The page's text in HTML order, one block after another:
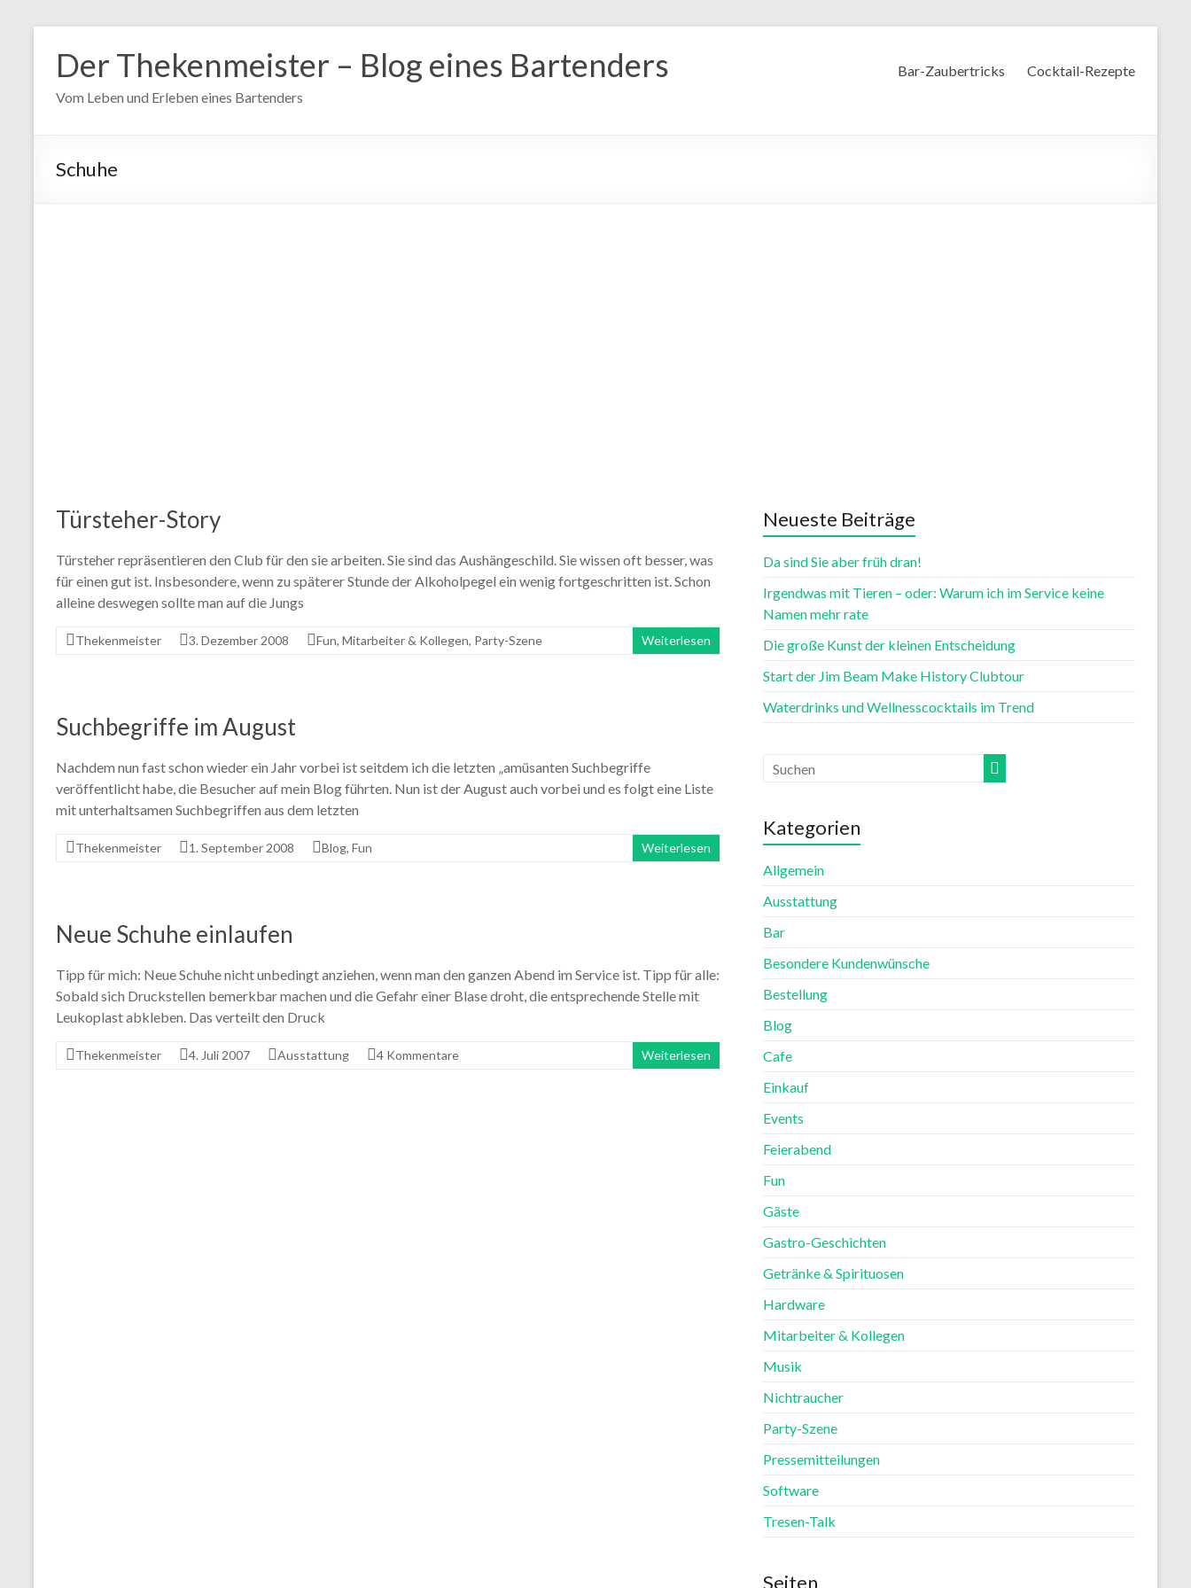
Inhalt
springen
Der Thekenmeister – Blog eines Bartenders
Vom Leben und Erleben eines Bartenders
Bar-Zaubertricks Cocktail-Rezepte
Schuhe
Türsteher-Story
Türsteher repräsentieren den Club für den sie arbeiten. Sie sind das Aushängeschild. Sie wissen oft besser, was
für einen gut ist. Insbesondere, wenn zu späterer Stunde der Alkoholpegel ein wenig fortgeschritten ist. Schon
alleine deswegen sollte man auf die Jungs
Thekenmeister 3. Dezember 2008 Fun, Mitarbeiter & Kollegen, Party-Szene Weiterlesen
Suchbegriffe im August
Nachdem nun fast schon wieder ein Jahr vorbei ist seitdem ich die letzten „amüsanten Suchbegriffe
veröffentlicht habe, die Besucher auf mein Blog führten. Nun ist der August auch vorbei und es folgt eine Liste
mit unterhaltsamen Suchbegriffen aus dem letzten
Thekenmeister 1. September 2008 Blog, Fun Weiterlesen
Neue Schuhe einlaufen
Tipp für mich: Neue Schuhe nicht unbedingt anziehen, wenn man den ganzen Abend im Service ist. Tipp für alle:
Sobald sich Druckstellen bemerkbar machen und die Gefahr einer Blase droht, die entsprechende Stelle mit
Leukoplast abkleben. Das verteilt den Druck
Thekenmeister 4. Juli 2007 Ausstattung 4 Kommentare Weiterlesen
Neueste Beiträge
Da sind Sie aber früh dran!
Irgendwas mit Tieren – oder: Warum ich im Service keine
Namen mehr rate
Die große Kunst der kleinen Entscheidung
Start der Jim Beam Make History Clubtour
Waterdrinks und Wellnesscocktails im Trend
Kategorien
Allgemein
Ausstattung
Bar
Besondere Kundenwünsche
Bestellung
Blog
Cafe
Einkauf
Events
Feierabend
Fun
Gäste
Gastro-Geschichten
Getränke & Spirituosen
Hardware
Mitarbeiter & Kollegen
Musik
Nichtraucher
Party-Szene
Pressemitteilungen
Software
Tresen-Talk
Seiten